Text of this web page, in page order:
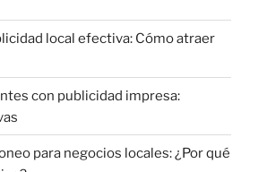
local efectiva: Cómo atraer
con publicidad impresa:
para negocios locales: ¿Por qué